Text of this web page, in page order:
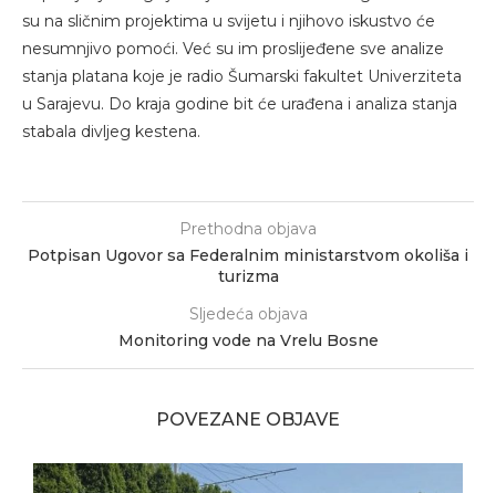
su na sličnim projektima u svijetu i njihovo iskustvo će
nesumnjivo pomoći. Već su im proslijeđene sve analize
stanja platana koje je radio Šumarski fakultet Univerziteta
u Sarajevu. Do kraja godine bit će urađena i analiza stanja
stabala divljeg kestena.
Prethodna objava
Potpisan Ugovor sa Federalnim ministarstvom okoliša i
turizma
Sljedeća objava
Monitoring vode na Vrelu Bosne
POVEZANE OBJAVE